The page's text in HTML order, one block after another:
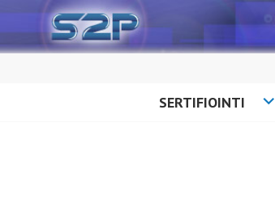
sisältöön
SERTIFIOINTI